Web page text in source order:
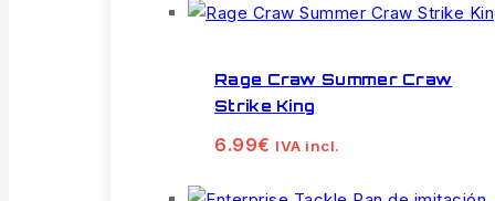
Rage Craw Summer Craw
Strike King
6.99€ IVA incl.